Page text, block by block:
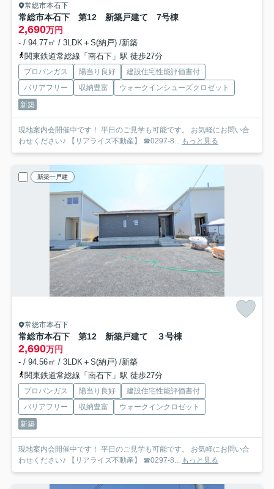
常総市本石下
常総市本石下 第12 新築戸建て 7号棟
2,690万円
- / 94.77㎡ / 3LDK＋S(納戸) /新築
関東鉄道常総線「南石下」駅 徒歩27分
プロパンガス 陽当り良好
建設住宅性能評価書付
バリアフリー
収納豊富
ウォークインシューズクロゼット
新築
現地案内会開催中です！ 平日のご見学も可能です。 お気軽にお問い合
わせください♪ 【リアライズ不動産】 ☎0297-8... もっと見る
新築一戸建
常総市本石下
常総市本石下 第12 新築戸建て ３号棟
2,690万円
- / 94.56㎡ / 3LDK＋S(納戸) /新築
関東鉄道常総線「南石下」駅 徒歩27分
プロパンガス 陽当り良好
建設住宅性能評価書付
バリアフリー
収納豊富
ウォークインクロゼット
新築
現地案内会開催中です！ 平日のご見学も可能です。 お気軽にお問い合
わせください♪ 【リアライズ不動産】 ☎0297-8... もっと見る